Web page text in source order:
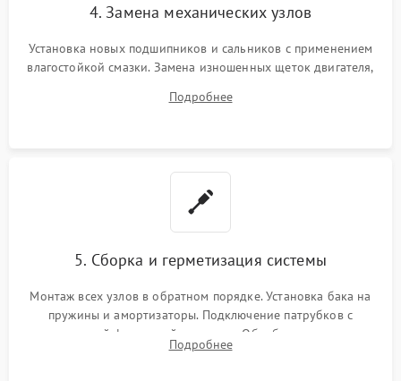
4. Замена механических узлов
Установка новых подшипников и сальников с применением
влагостойкой смазки. Замена изношенных щеток двигателя,
или поврежденной резиновой манжеты.
Подробнее
5. Сборка и герметизация системы
Монтаж всех узлов в обратном порядке. Установка бака на
пружины и амортизаторы. Подключение патрубков с
надежной фиксацией хомутами. Обработка стыков
герметиком для предотвращения возможных протечек воды.
Подробнее